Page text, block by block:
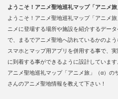
ようこそ！アニメ聖地巡礼マップ「アニメ旅
ようこそ！アニメ聖地巡礼マップ「アニメ
ニメに登場する場所や施設を紹介するデー
で、まるでアニメ聖地へ訪れているかのよ
スマホとマップ用アプリを併用する事で、
に到着する事ができるように設計しています
アニメ聖地巡礼マップ「アニメ旅」（α）の
さんのアニメ聖地情報を教えて下さい！